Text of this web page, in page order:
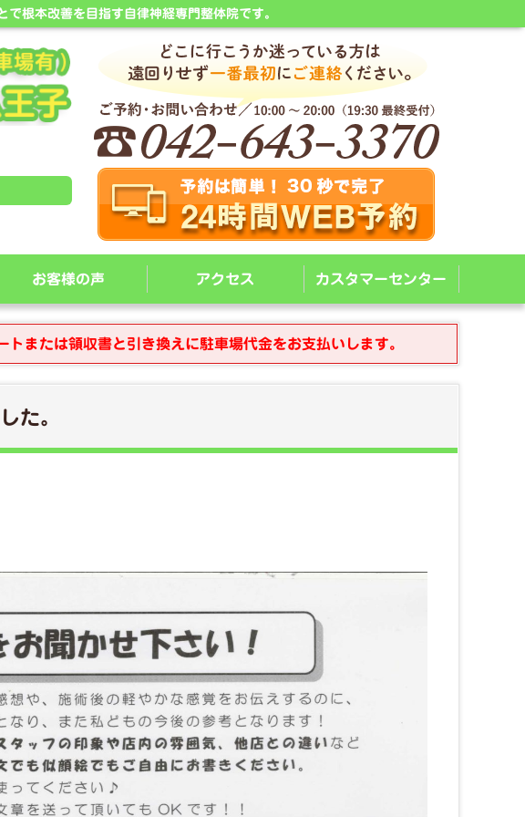
根本改善を目指す自律神経専門整体院です。
お客様の声 アクセス カスタマーセンター
または領収書と引き換えに駐車場代金をお支払いします。
た。